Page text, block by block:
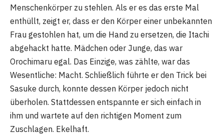
Menschenkörper zu stehlen. Als er es das erste Mal
enthüllt, zeigt er, dass er den Körper einer unbekannten
Frau gestohlen hat, um die Hand zu ersetzen, die Itachi
abgehackt hatte. Mädchen oder Junge, das war
Orochimaru egal. Das Einzige, was zählte, war das
Wesentliche: Macht. Schließlich führte er den Trick bei
Sasuke durch, konnte dessen Körper jedoch nicht
überholen. Stattdessen entspannte er sich einfach in
ihm und wartete auf den richtigen Moment zum
Zuschlagen. Ekelhaft.